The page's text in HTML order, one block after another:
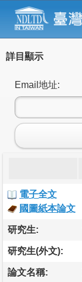
詳目顯示
Email地址:
電子全文
國圖紙本論文
研究生:
研究生(外文):
論文名稱: